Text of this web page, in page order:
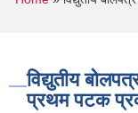
विद्युतीय
प्रथम पटक